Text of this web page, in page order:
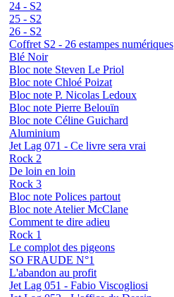
24 - S2
25 - S2
26 - S2
Coffret S2 - 26 estampes numériques
Blé Noir
Bloc note Steven Le Priol
Bloc note Chloé Poizat
Bloc note P. Nicolas Ledoux
Bloc note Pierre Belouïn
Bloc note Céline Guichard
Aluminium
Jet Lag 071 - Ce livre sera vrai
Rock 2
De loin en loin
Rock 3
Bloc note Polices partout
Bloc note Atelier McClane
Comment te dire adieu
Rock 1
Le complot des pigeons
SO FRAUDE N°1
L'abandon au profit
Jet Lag 051 - Fabio Viscogliosi